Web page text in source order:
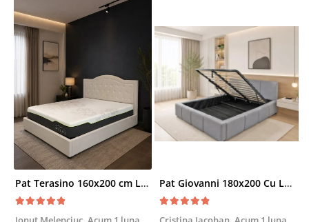
Pat Terasino 160x200 cm Lada Depozitare Tapitat Stofa Bej Somiera Inclusa Pat Giovanni 180x200 Cu Lada De Depozitare Tapitat Catifea Gri Somiera Inclusa